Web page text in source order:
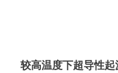
较高温度下超导性